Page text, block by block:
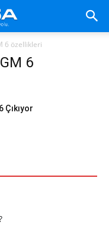
6 özellikleri
6
Çıkıyor